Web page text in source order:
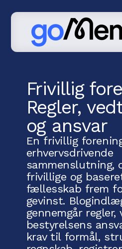
Frivillig
Regler,
og ansvar
En frivillig
erhvervsdrivende
sammenslutning,
frivillige og
fællesskab frem
gevinst.
gennemgår
bestyrelsens
krav til formål,